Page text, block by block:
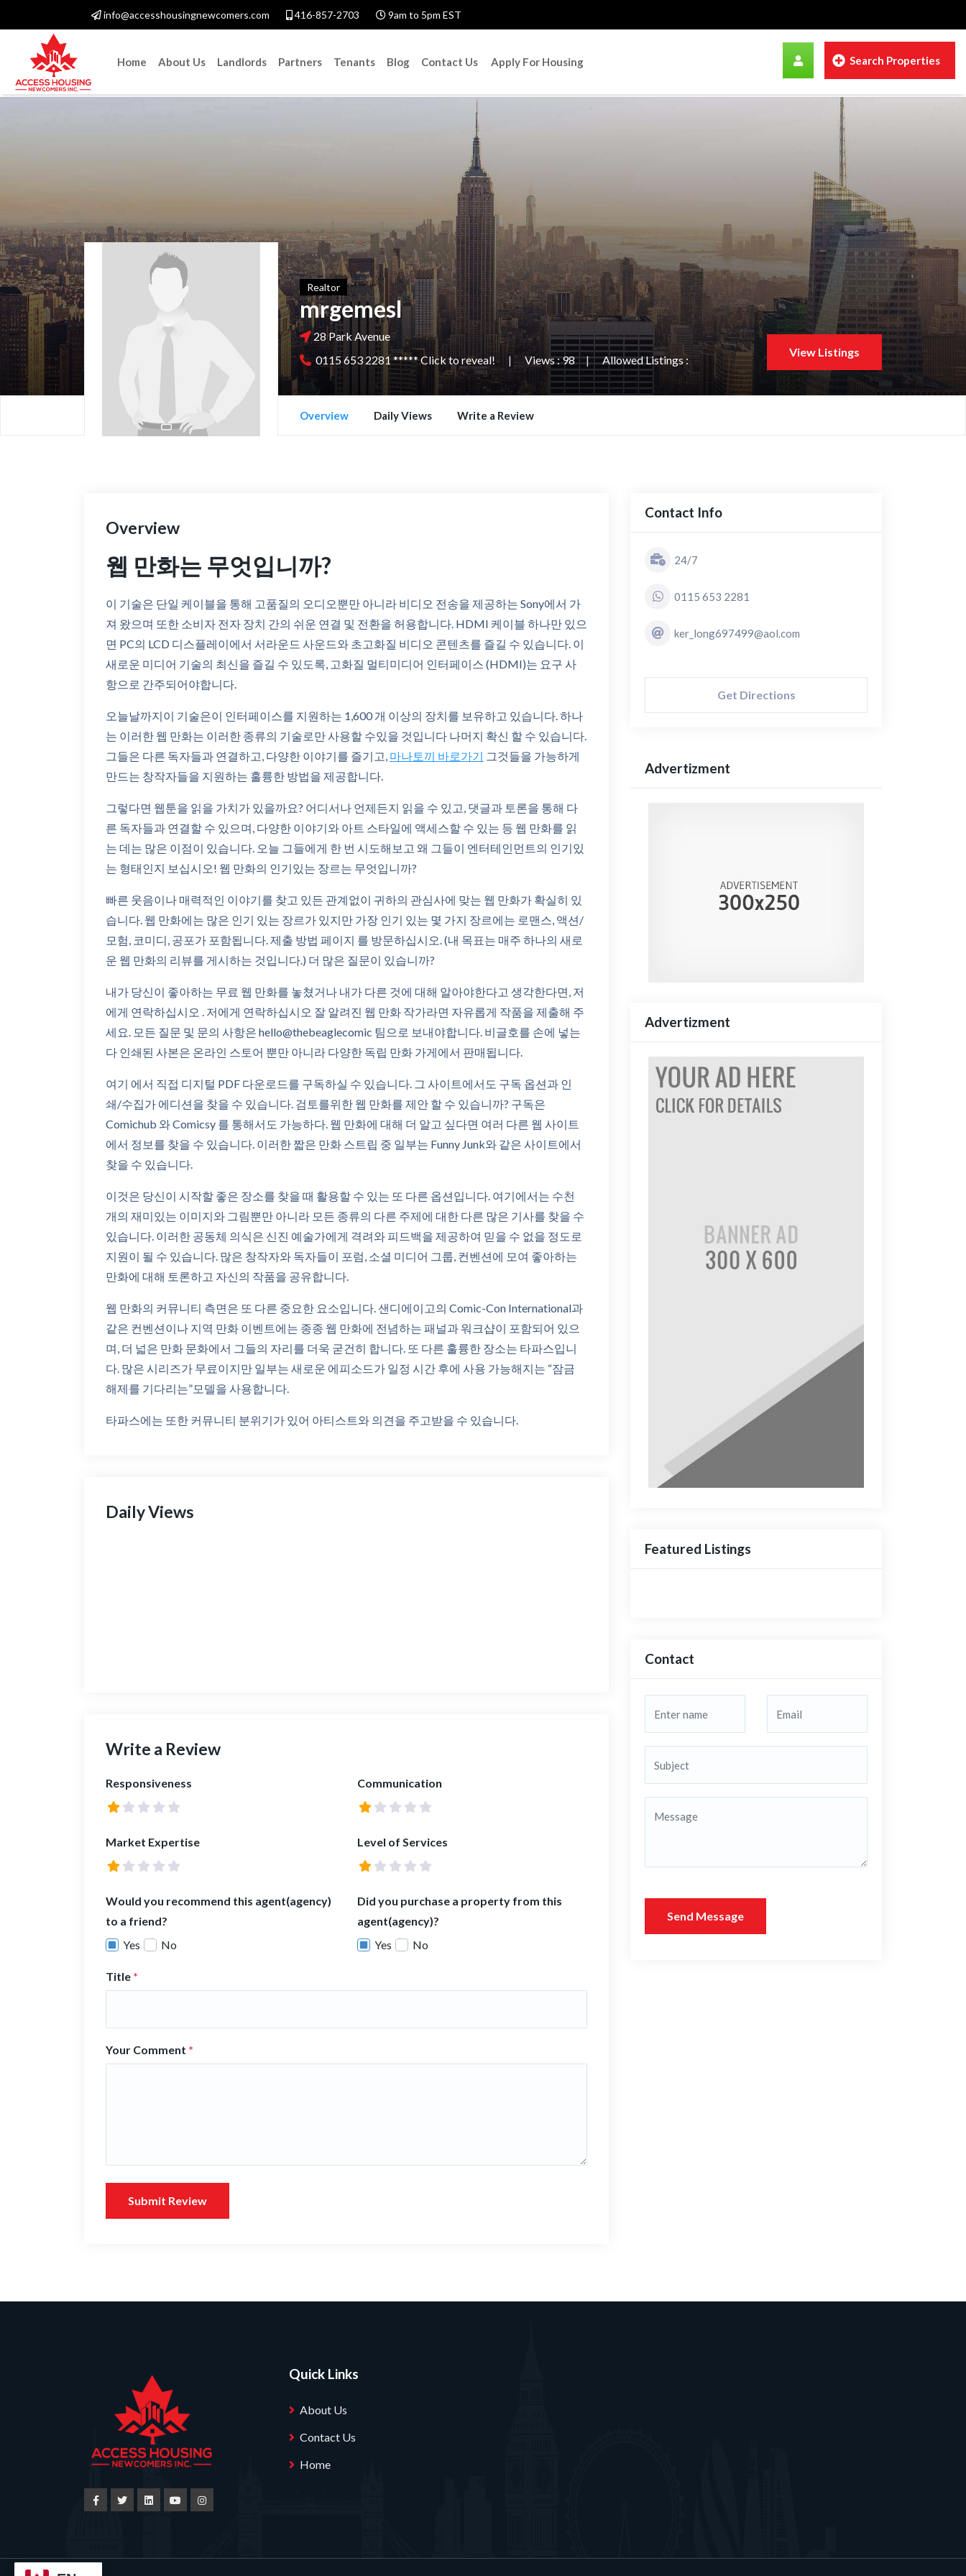
info@accesshousingnewcomers.com 416-857-2703 9am to 5pm EST
Home About Us Landlords Partners Tenants Blog Contact Us Apply For Housing Search Properties
Realtor
mrgemesl
28 Park Avenue
0115 653 2281 ***** Click to reveal!
Views : 98 Allowed Listings :
View Listings
Overview Daily Views Write a Review
Overview
웹 만화는 무엇입니까?
이 기술은 단일 케이블을 통해 고품질의 오디오뿐만 아니라 비디오 전송을 제공하는 Sony에서 가
져 왔으며 또한 소비자 전자 장치 간의 쉬운 연결 및 전환을 허용합니다. HDMI 케이블 하나만 있으
면 PC의 LCD 디스플레이에서 서라운드 사운드와 초고화질 비디오 콘텐츠를 즐길 수 있습니다. 이
새로운 미디어 기술의 최신을 즐길 수 있도록, 고화질 멀티미디어 인터페이스 (HDMI)는 요구 사
항으로 간주되어야합니다.
오늘날까지이 기술은이 인터페이스를 지원하는 1,600 개 이상의 장치를 보유하고 있습니다. 하나
는 이러한 웹 만화는 이러한 종류의 기술로만 사용할 수있을 것입니다 나머지 확신 할 수 있습니다.
그들은 다른 독자들과 연결하고, 다양한 이야기를 즐기고, 마나토끼 바로가기 그것들을 가능하게
만드는 창작자들을 지원하는 훌륭한 방법을 제공합니다.
그렇다면 웹툰을 읽을 가치가 있을까요? 어디서나 언제든지 읽을 수 있고, 댓글과 토론을 통해 다
른 독자들과 연결할 수 있으며, 다양한 이야기와 아트 스타일에 액세스할 수 있는 등 웹 만화를 읽
는 데는 많은 이점이 있습니다. 오늘 그들에게 한 번 시도해보고 왜 그들이 엔터테인먼트의 인기있
는 형태인지 보십시오! 웹 만화의 인기있는 장르는 무엇입니까?
빠른 웃음이나 매력적인 이야기를 찾고 있든 관계없이 귀하의 관심사에 맞는 웹 만화가 확실히 있
습니다. 웹 만화에는 많은 인기 있는 장르가 있지만 가장 인기 있는 몇 가지 장르에는 로맨스, 액션/
모험, 코미디, 공포가 포함됩니다. 제출 방법 페이지 를 방문하십시오. (내 목표는 매주 하나의 새로
운 웹 만화의 리뷰를 게시하는 것입니다.) 더 많은 질문이 있습니까?
내가 당신이 좋아하는 무료 웹 만화를 놓쳤거나 내가 다른 것에 대해 알아야한다고 생각한다면, 저
에게 연락하십시오 . 저에게 연락하십시오 잘 알려진 웹 만화 작가라면 자유롭게 작품을 제출해 주
세요. 모든 질문 및 문의 사항은 hello@thebeaglecomic 팀으로 보내야합니다. 비글호를 손에 넣는
다 인쇄된 사본은 온라인 스토어 뿐만 아니라 다양한 독립 만화 가게에서 판매됩니다.
여기 에서 직접 디지털 PDF 다운로드를 구독하실 수 있습니다. 그 사이트에서도 구독 옵션과 인
쇄/수집가 에디션을 찾을 수 있습니다. 검토를위한 웹 만화를 제안 할 수 있습니까? 구독은
Comichub 와 Comicsy 를 통해서도 가능하다. 웹 만화에 대해 더 알고 싶다면 여러 다른 웹 사이트
에서 정보를 찾을 수 있습니다. 이러한 짧은 만화 스트립 중 일부는 Funny Junk와 같은 사이트에서
찾을 수 있습니다.
이것은 당신이 시작할 좋은 장소를 찾을 때 활용할 수 있는 또 다른 옵션입니다. 여기에서는 수천
개의 재미있는 이미지와 그림뿐만 아니라 모든 종류의 다른 주제에 대한 다른 많은 기사를 찾을 수
있습니다. 이러한 공동체 의식은 신진 예술가에게 격려와 피드백을 제공하여 믿을 수 없을 정도로
지원이 될 수 있습니다. 많은 창작자와 독자들이 포럼, 소셜 미디어 그룹, 컨벤션에 모여 좋아하는
만화에 대해 토론하고 자신의 작품을 공유합니다.
웹 만화의 커뮤니티 측면은 또 다른 중요한 요소입니다. 샌디에이고의 Comic-Con International과
같은 컨벤션이나 지역 만화 이벤트에는 종종 웹 만화에 전념하는 패널과 워크샵이 포함되어 있으
며, 더 넓은 만화 문화에서 그들의 자리를 더욱 굳건히 합니다. 또 다른 훌륭한 장소는 타파스입니
다. 많은 시리즈가 무료이지만 일부는 새로운 에피소드가 일정 시간 후에 사용 가능해지는 “잠금
해제를 기다리는”모델을 사용합니다.
타파스에는 또한 커뮤니티 분위기가 있어 아티스트와 의견을 주고받을 수 있습니다.
Daily Views
Write a Review
Responsiveness Communication
Market Expertise Level of Services
Would you recommend this agent(agency)
to a friend?
Yes
No
Did you purchase a property from this
agent(agency)?
Yes
No
Title *
Your Comment *
Submit Review
Contact Info
24/7
0115 653 2281
ker_long697499@aol.com
Get Directions
Advertizment
Advertizment
Featured Listings
Contact
Quick Links
About Us
Contact Us
Home